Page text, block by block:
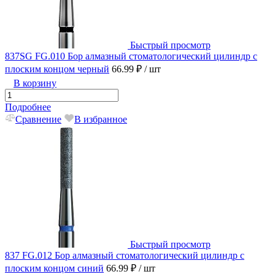
Быстрый просмотр
837SG FG.010 Бор алмазный стоматологический цилиндр с
плоским концом черный 66.99 ₽ / шт
В корзину
Подробнее
Сравнение
В избранное
Быстрый просмотр
837 FG.012 Бор алмазный стоматологический цилиндр с
плоским концом синий 66.99 ₽ / шт